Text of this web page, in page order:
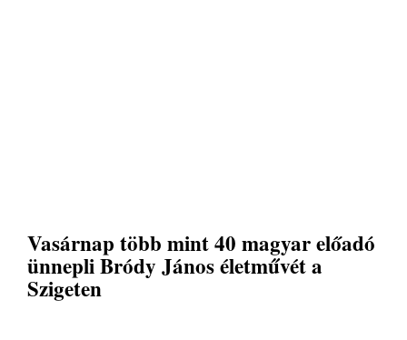
Vasárnap több mint 40 magyar előadó
ünnepli Bródy János életművét a
Szigeten